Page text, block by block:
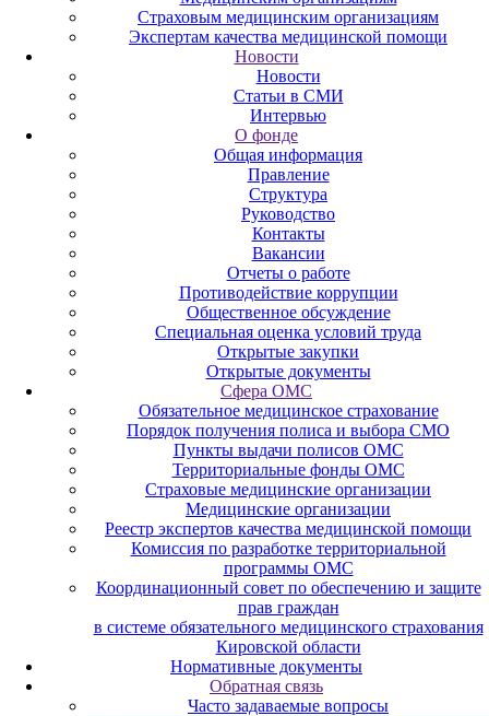
Страховым медицинским организациям
Экспертам качества медицинской помощи
Новости
Новости
Статьи в СМИ
Интервью
О фонде
Общая информация
Правление
Структура
Руководство
Контакты
Вакансии
Отчеты о работе
Противодействие коррупции
Общественное обсуждение
Специальная оценка условий труда
Открытые закупки
Открытые документы
Сфера ОМС
Обязательное медицинское страхование
Порядок получения полиса и выбора СМО
Пункты выдачи полисов ОМС
Территориальные фонды ОМС
Страховые медицинские организации
Медицинские организации
Реестр экспертов качества медицинской помощи
Комиссия по разработке территориальной
программы ОМС
Координационный совет по обеспечению и защите
прав граждан
в системе обязательного медицинского страхования
Кировской области
Нормативные документы
Обратная связь
Часто задаваемые вопросы